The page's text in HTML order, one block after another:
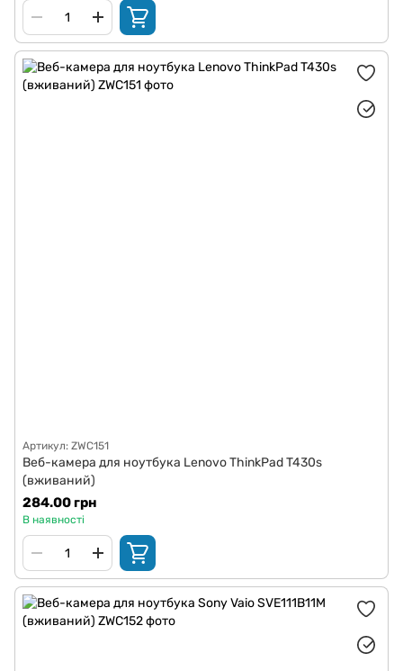
Артикул: ZWC151
Веб-камера для ноутбука Lenovo ThinkPad T430s
(вживаний)
284.00 грн
В наявності